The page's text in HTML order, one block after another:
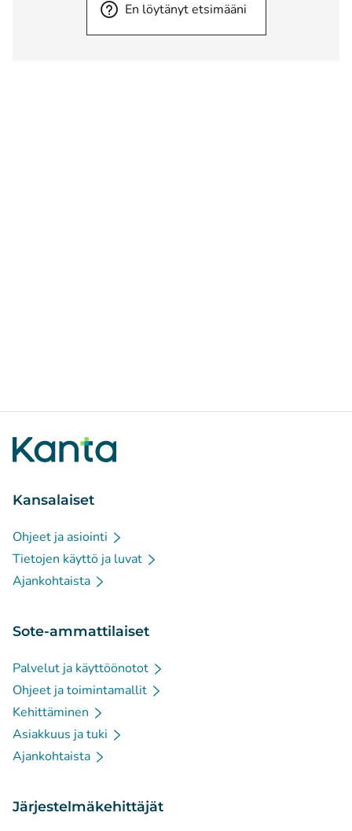
En löytänyt etsimääni
Kansalaiset
Ohjeet ja asiointi
Tietojen käyttö ja luvat
Ajankohtaista
Sote-ammattilaiset
Palvelut ja käyttöönotot
Ohjeet ja toimintamallit
Kehittäminen
Asiakkuus ja tuki
Ajankohtaista
Järjestelmäkehittäjät